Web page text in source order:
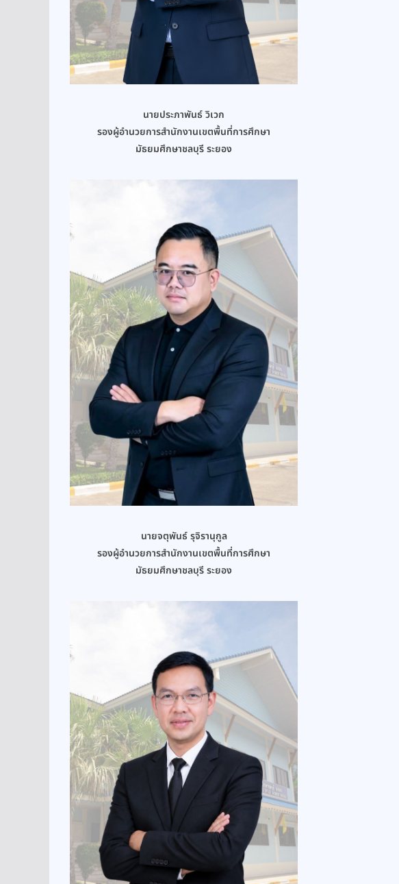
นายประภาพันธ์ วิเวก
รองผู้อำนวยการสำนักงานเขตพื้นที่การศึกษา
มัธยมศึกษาชลบุรี ระยอง
นายจตุพันธ์ รุจิรานุกูล
รองผู้อำนวยการสำนักงานเขตพื้นที่การศึกษา
มัธยมศึกษาชลบุรี ระยอง